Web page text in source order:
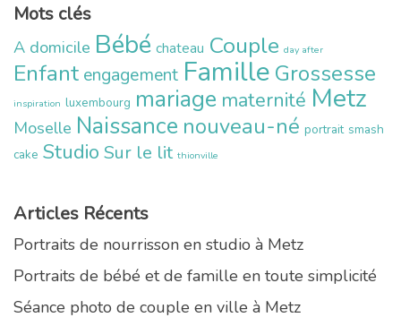
Mots clés
A domicile Bébé chateau Couple day after
Enfant engagement Famille Grossesse
inspiration luxembourg mariage maternité Metz
Moselle Naissance nouveau-né portrait smash
cake Studio Sur le lit thionville
Articles Récents
Portraits de nourrisson en studio à Metz
Portraits de bébé et de famille en toute simplicité
Séance photo de couple en ville à Metz